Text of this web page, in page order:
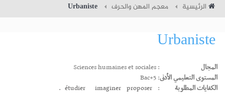
الرئيسية معجم المهن والحرف Urbaniste
Urbaniste
المجال
: Sciences humaines et sociales
المستوى التعليمي الأدنى: Bac+5
الكفايات المطلوبة
:
étudier imaginer proposer.